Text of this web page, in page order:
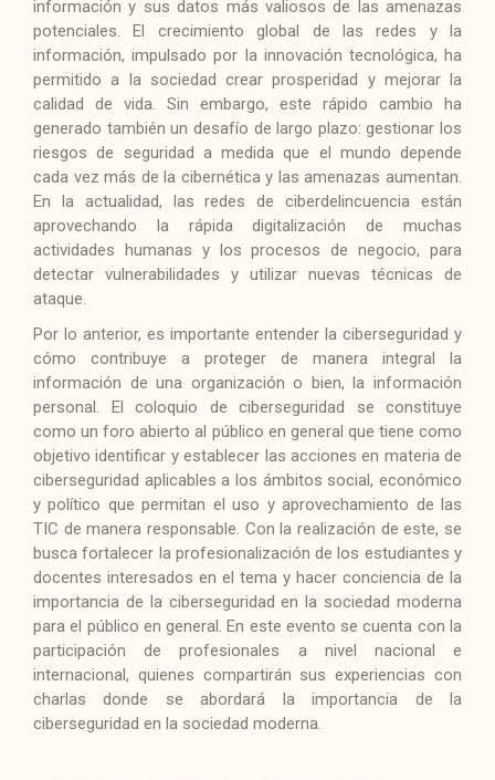
información y sus datos más valiosos de las amenazas
potenciales. El crecimiento global de las redes y la
información, impulsado por la innovación tecnológica, ha
permitido a la sociedad crear prosperidad y mejorar la
calidad de vida. Sin embargo, este rápido cambio ha
generado también un desafío de largo plazo: gestionar los
riesgos de seguridad a medida que el mundo depende
cada vez más de la cibernética y las amenazas aumentan.
En la actualidad, las redes de ciberdelincuencia están
aprovechando la rápida digitalización de muchas
actividades humanas y los procesos de negocio, para
detectar vulnerabilidades y utilizar nuevas técnicas de
ataque.
Por lo anterior, es importante entender la ciberseguridad y
cómo contribuye a proteger de manera integral la
información de una organización o bien, la información
personal. El coloquio de ciberseguridad se constituye
como un foro abierto al público en general que tiene como
objetivo identificar y establecer las acciones en materia de
ciberseguridad aplicables a los ámbitos social, económico
y político que permitan el uso y aprovechamiento de las
TIC de manera responsable. Con la realización de este, se
busca fortalecer la profesionalización de los estudiantes y
docentes interesados en el tema y hacer conciencia de la
importancia de la ciberseguridad en la sociedad moderna
para el público en general. En este evento se cuenta con la
participación de profesionales a nivel nacional e
internacional, quienes compartirán sus experiencias con
charlas donde se abordará la importancia de la
ciberseguridad en la sociedad moderna.